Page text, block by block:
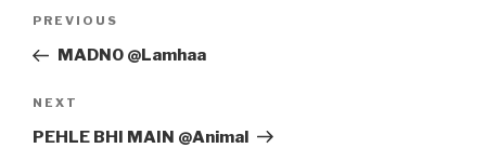
Previous
Post
PREVIOUS
MADNO @Lamhaa
Next
Post
NEXT
PEHLE BHI MAIN @Animal